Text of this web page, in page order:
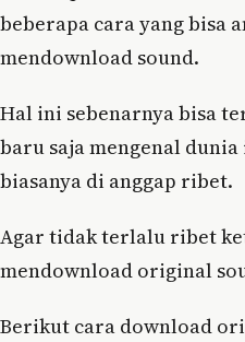
beberapa cara yang bisa
mendownload sound.
Hal ini sebenarnya bisa
baru saja mengenal
biasanya di anggap ribet.
Agar tidak terlalu ribet
mendownload original
Berikut cara download